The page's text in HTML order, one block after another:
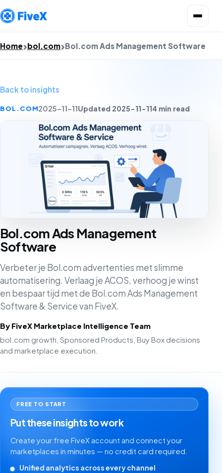
Home bol.com Bol.com Ads Management Software
Back to insights
BOL.COM2025-11-11Updated 2025-11-114 min read
Bol.com Ads Management
Software
Verbeter je Bol.com advertenties met slimme
automatisering. Verlaag je ACOS, verhoog je winst
en bespaar tijd met de Bol.com Ads Management
Software & Service van FiveX.
By FiveX Marketplace Intelligence Team
bol.com growth, Sponsored Products, Buy Box decisions
and marketplace execution.
FREE TO START
Put these insights to work
Create your free FiveX account and connect your
marketplaces in minutes — no credit card required.
Unified analytics across every channel